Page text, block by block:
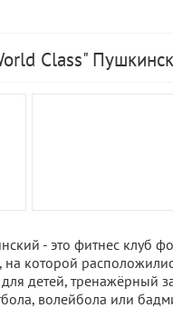
Class"
- это фитнес клуб
на которой
детей, тренажёрный
волейбола или